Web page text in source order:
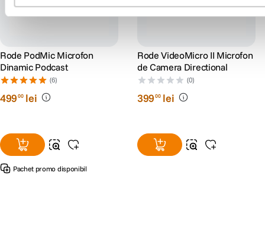
Rode PodMic Microfon
Dinamic Podcast
(6)
49900 lei
Pachet promo disponibil
Rode VideoMicro II Microfon
de Camera Directional
(0)
39900 lei